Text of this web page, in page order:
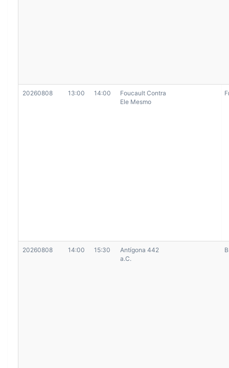
20260808 13:00 14:00
Foucault Contra
Ele Mesmo
20260808 14:00 15:30
Antígona 442
a.C.